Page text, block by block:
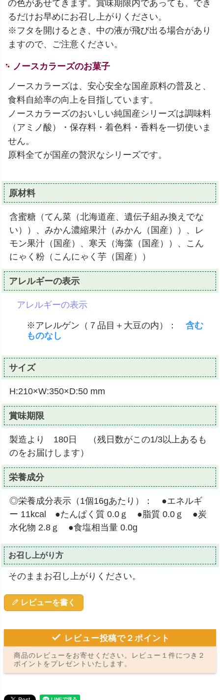
の色があせてきます。賞味期限内であっても、でき
るだけお早めにお召し上がりください。
※フタを開けるとき、中の液が飛び出る場合があり
ますので、ご注意ください。
ノースカラーズのお菓子
ノースカラーズは、安心安全な国産原料の普及と、
食料自給率の向上を目指しています。
ノースカラーズのおいしい純国産シリーズは調味料
（アミノ酸）・保存料・着色料・香料を一切使いま
せん。
原料全てが国産の贅沢なシリーズです。
原材料
含蜜糖（てん菜（北海道産、遺伝子組み換えでな
い））、みかん濃縮果汁（みかん（国産））、レ
モン果汁（国産）、寒天（海藻（国産））、こん
にゃく粉（こんにゃく芋（国産））
アレルギーの表示
アレルギーの表示
※アレルゲン（７品目＋大豆の内）： 含む
ものなし
サイズ
H:210×W:350×D:50 mm
賞味期限
製造より 180日 （残日数がこの1/3以上あるも
のをお届けします）
栄養成分
◎栄養成分表示（1個16gあたり）： ●エネルギ
ー 11kcal ●たんぱく質 0.0ｇ ●脂質 0.0ｇ ●炭
水化物 2.8ｇ ●食塩相当量 0.0g
お召し上がり方
そのままお召し上がりください。
レビューを書く
レビュー投稿で２ポイント
商品のレビューをお寄せください。レビュー１件につき２
ポイントをプレゼントいたします。